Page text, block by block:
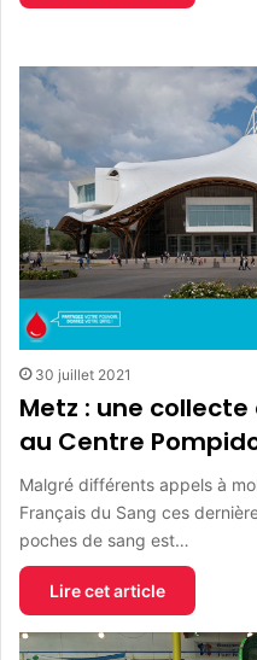
30 juillet 2021
Metz : une
au Centre
Malgré différents appels à
Français du Sang ces
poches de sang est…
Lire cet article